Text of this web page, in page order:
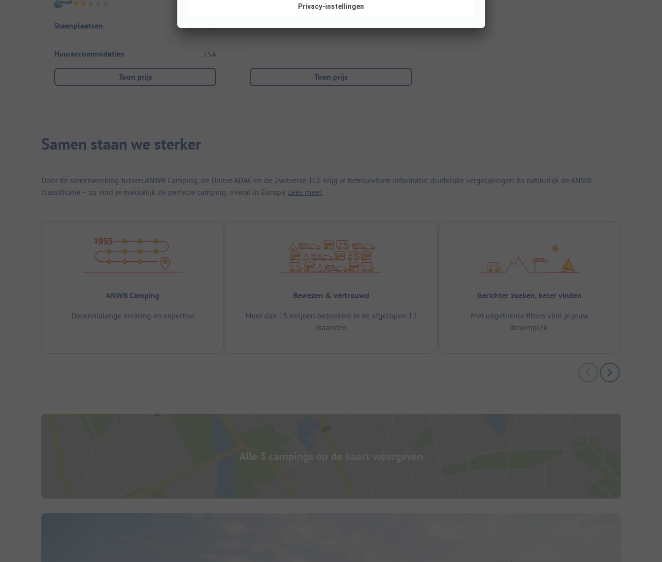
Staanplaatsen 47
Huuraccommodaties 154
Toon prijs Toon prijs
Samen staan we sterker
Door de samenwerking tussen ANWB Camping, de Duitse ADAC en de Zwitserse TCS krijg je betrouwbare informatie, duidelijke vergelijkingen én natuurlijk de ANWB-
classificatie – zo vind je makkelijk de perfecte camping, overal in Europa. Lees meer.
ANWB Camping
Decennialange ervaring en expertise
Bewezen & vertrouwd
Meer dan 15 miljoen bezoekers in de afgelopen 12
maanden
Gerichter zoeken, beter vinden
Met uitgebreide filters vind je jouw
droomplek.
Alle 5 campings op de kaart weergeven